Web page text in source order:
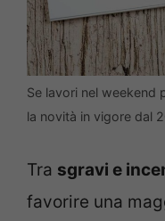
Se lavori nel weekend
la novità in vigore dal
Tra sgravi e
favorire una